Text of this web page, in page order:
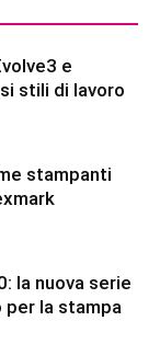
e
stili di lavoro
stampanti
la nuova serie
la stampa